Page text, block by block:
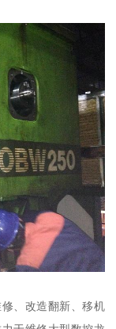
、改造翻新、移机